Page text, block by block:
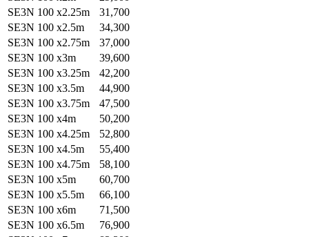
SE3N 100 x2.25m
31,700
SE3N 100 x2.5m
34,300
SE3N 100 x2.75m
37,000
SE3N 100 x3m
39,600
SE3N 100 x3.25m
42,200
SE3N 100 x3.5m
44,900
SE3N 100 x3.75m
47,500
SE3N 100 x4m
50,200
SE3N 100 x4.25m
52,800
SE3N 100 x4.5m
55,400
SE3N 100 x4.75m
58,100
SE3N 100 x5m
60,700
SE3N 100 x5.5m
66,100
SE3N 100 x6m
71,500
SE3N 100 x6.5m
76,900